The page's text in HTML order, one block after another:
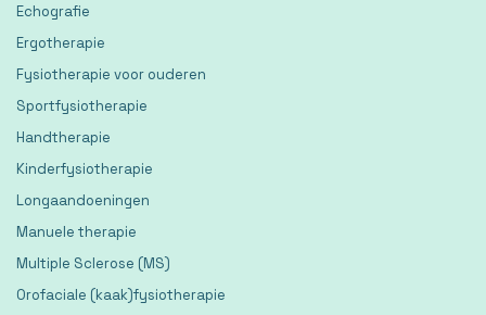
Echografie
Ergotherapie
Fysiotherapie voor ouderen
Sportfysiotherapie
Handtherapie
Kinderfysiotherapie
Longaandoeningen
Manuele therapie
Multiple Sclerose (MS)
Orofaciale (kaak)fysiotherapie